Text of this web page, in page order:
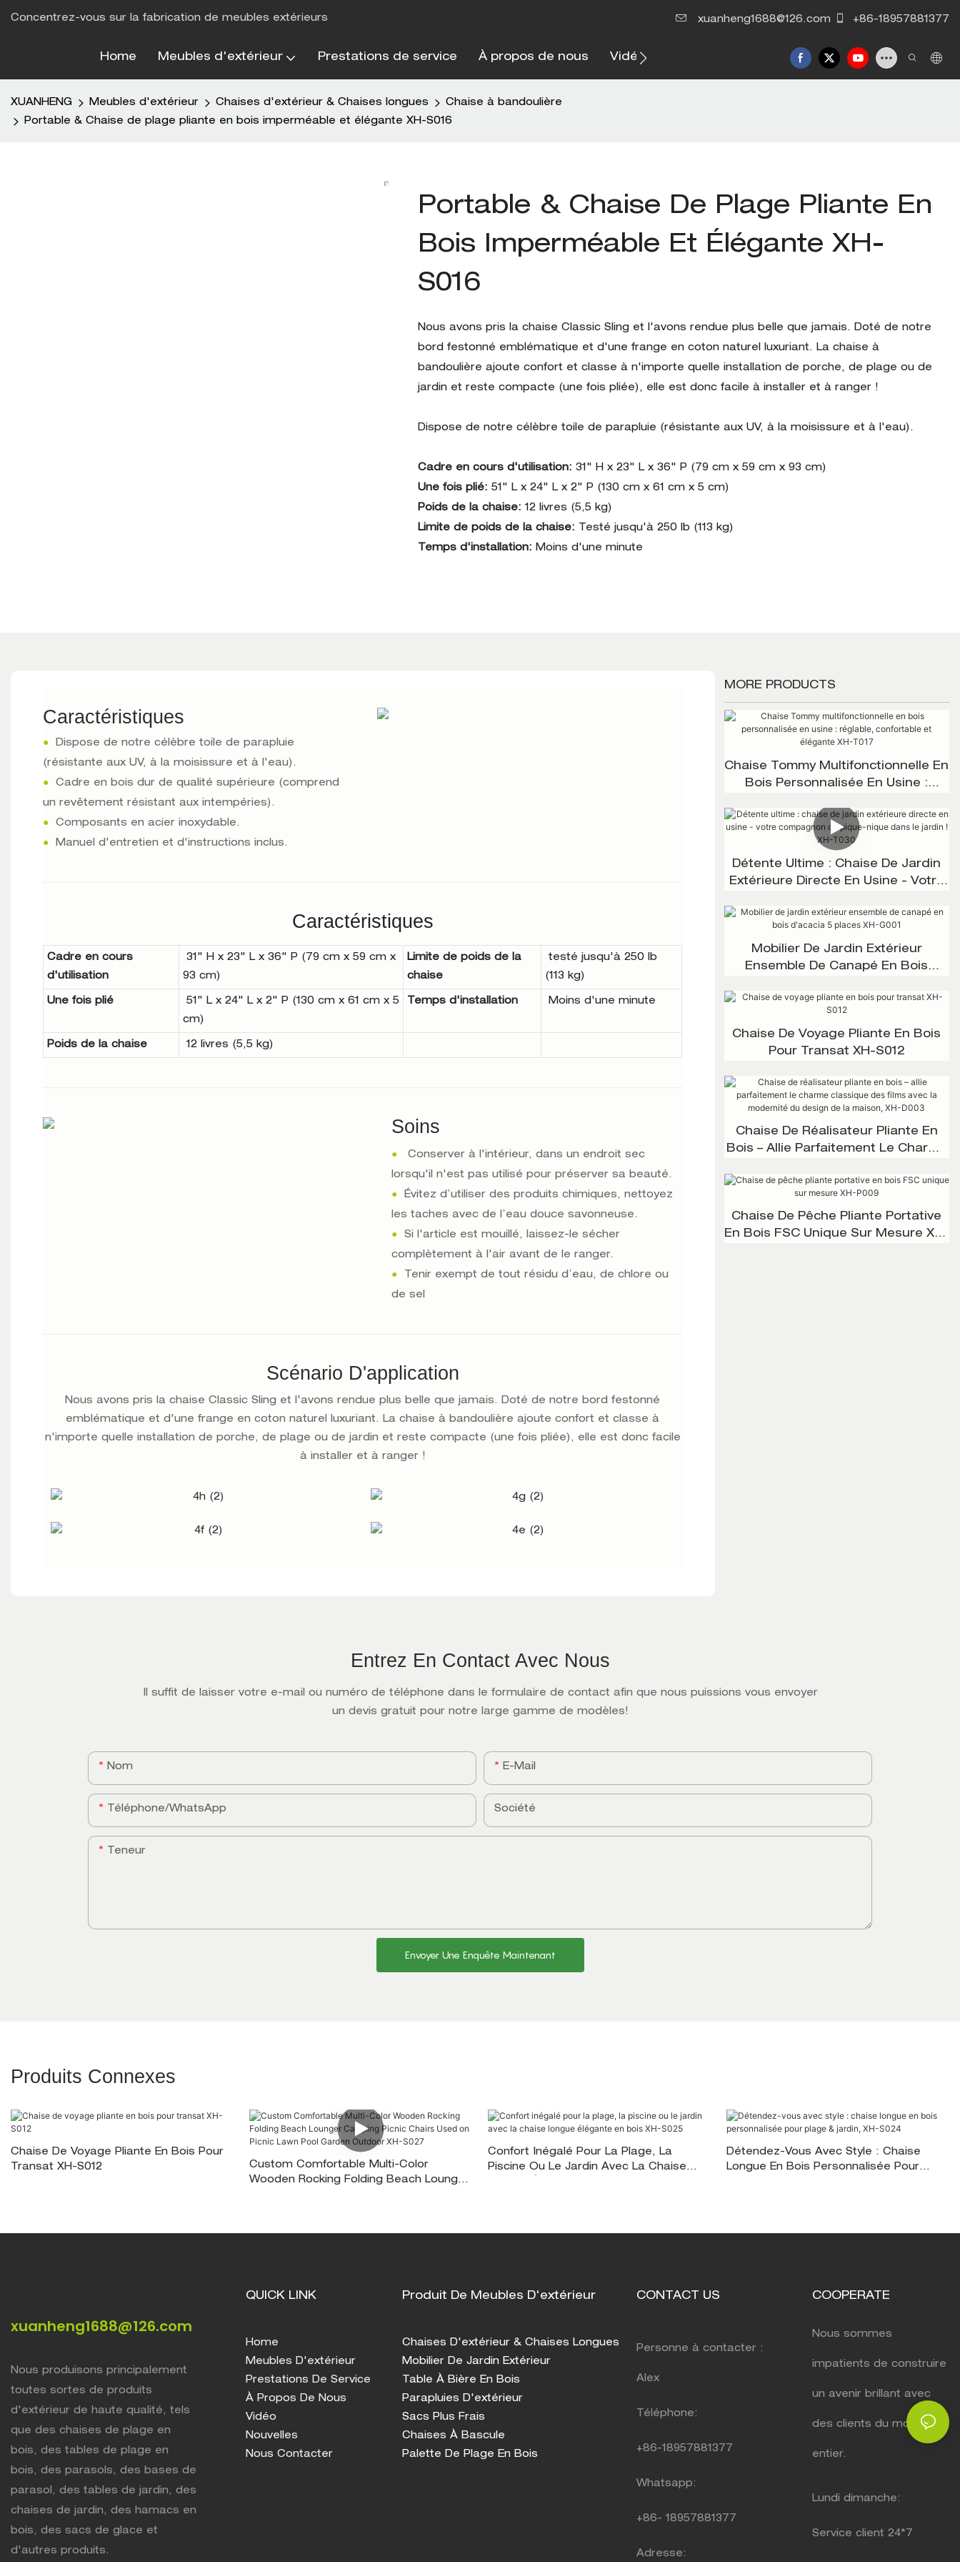
Concentrez-vous sur la fabrication de meubles extérieurs xuanheng1688@126.com +86-18957881377
Home Meubles d'extérieur Prestations de service À propos de nous Vidéo Nous contacter
XUANHENG Meubles d'extérieur Chaises d'extérieur & Chaises longues
Chaise à bandoulière
Portable & Chaise de plage pliante en bois imperméable et élégante XH-S016
Portable & Chaise De Plage Pliante En
Bois Imperméable Et Élégante XH-
S016
Nous avons pris la chaise Classic Sling et l'avons rendue plus belle que jamais. Doté de notre
bord festonné emblématique et d'une frange en coton naturel luxuriant. La chaise à
bandoulière ajoute confort et classe à n'importe quelle installation de porche, de plage ou de
jardin et reste compacte (une fois pliée), elle est donc facile à installer et à ranger !
Dispose de notre célèbre toile de parapluie (résistante aux UV, à la moisissure et à l'eau).
Cadre en cours d'utilisation: 31" H x 23" L x 36" P (79 cm x 59 cm x 93 cm)
Une fois plié: 51" L x 24" L x 2" P (130 cm x 61 cm x 5 cm)
Poids de la chaise:12 livres (5,5 kg)
Limite de poids de la chaise:
Testé jusqu'à 250 lb (113 kg)
Temps d'installation: Moins d'une minute
Caractéristiques
●
Dispose de notre célèbre toile de parapluie
(résistante aux UV, à la moisissure et à l'eau).
●
Cadre en bois dur de qualité supérieure (comprend
un revêtement résistant aux intempéries).
●
Composants en acier inoxydable.
●
Manuel d'entretien et d'instructions inclus.
Caractéristiques
Cadre en cours
d'utilisation
31" H x 23" L x 36" P (79 cm x 59 cm x
93 cm)
Limite de poids de la
chaise
testé jusqu'à 250 lb
(113 kg)
Une fois plié
51" L x 24" L x 2" P (130 cm x 61 cm x 5
cm)
Temps d'installation Moins d'une minute
Poids de la chaise 12 livres (5,5 kg)
Soins
●
Conserver à l'intérieur, dans un endroit sec
lorsqu'il n'est pas utilisé pour préserver sa beauté.
●Évitez d’utiliser des produits chimiques, nettoyez
les taches avec de l’eau douce savonneuse.
●Si l'article est mouillé, laissez-le sécher
complètement à l'air avant de le ranger.
●
Tenir exempt de tout résidu d’eau, de chlore ou
de sel
Scénario D'application
Nous avons pris la chaise Classic Sling et l'avons rendue plus belle que jamais. Doté de notre bord festonné
emblématique et d'une frange en coton naturel luxuriant. La chaise à bandoulière ajoute confort et classe à
n'importe quelle installation de porche, de plage ou de jardin et reste compacte (une fois pliée), elle est donc facile
à installer et à ranger !
MORE PRODUCTS
Chaise Tommy Multifonctionnelle En
Bois Personnalisée En Usine :
XH-T017
Détente Ultime : Chaise De Jardin
Extérieure Directe En Usine - Votre
Le Jardin ! XH-T030
Mobilier De Jardin Extérieur
Ensemble De Canapé En Bois
Chaise De Voyage Pliante En Bois
Pour Transat XH-S012
Chaise De Réalisateur Pliante En
Bois – Allie Parfaitement Le Charme
Modernité Du Design De La Maison,
Chaise De Pêche Pliante Portative
En Bois FSC Unique Sur Mesure XH-
Entrez En Contact Avec Nous
Il suffit de laisser votre e-mail ou numéro de téléphone dans le formulaire de contact afin que nous puissions vous envoyer
un devis gratuit pour notre large gamme de modèles!
Nom E-Mail
Téléphone/WhatsApp Société
Teneur
Envoyer Une Enquête Maintenant
Produits Connexes
Chaise De Voyage Pliante En Bois Pour
Transat XH-S012
Custom Comfortable Multi-Color
Wooden Rocking Folding Beach Lounger
Confort Inégalé Pour La Plage, La
Piscine Ou Le Jardin Avec La Chaise
Détendez-Vous Avec Style : Chaise
Longue En Bois Personnalisée Pour
xuanheng1688@126.com
Nous produisons principalement
toutes sortes de produits
d'extérieur de haute qualité, tels
que des chaises de plage en
bois, des tables de plage en
bois, des parasols, des bases de
parasol, des tables de jardin, des
chaises de jardin, des hamacs en
bois, des sacs de glace et
d'autres produits.
QUICK LINK
Home
Meubles D'extérieur
Prestations De Service
À Propos De Nous
Vidéo
Nouvelles
Nous Contacter
Produit De Meubles D'extérieur
Chaises D'extérieur & Chaises Longues
Mobilier De Jardin Extérieur
Table À Bière En Bois
Parapluies D'extérieur
Sacs Plus Frais
Chaises À Bascule
Palette De Plage En Bois
CONTACT US
Personne à contacter :
Alex
Téléphone:
+86-18957881377
Whatsapp:
+86- 18957881377
Adresse:
COOPERATE
Nous sommes
impatients de construire
un avenir brillant avec
des clients du monde
entier.
Lundi dimanche:
Service client 24*7